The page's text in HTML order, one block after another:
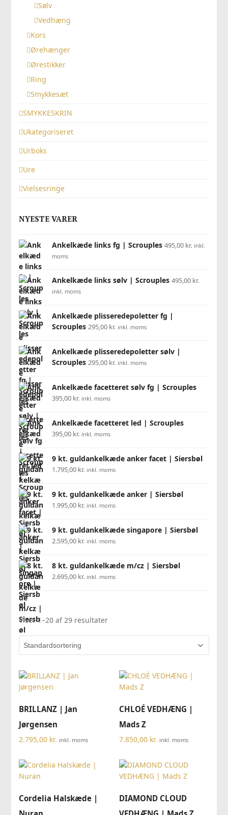
Sølv
Vedhæng
Kors
Ørehænger
Ørestikker
Ring
Smykkesæt
SMYKKESKRIN
Ukategoriseret
Urboks
Ure
Vielsesringe
NYESTE VARER
Ankelkæde links fg | Scrouples 495,00 kr. inkl.
moms
Ankelkæde links sølv | Scrouples 495,00 kr.
inkl. moms
Ankelkæde plisseredepoletter fg |
Scrouples 295,00 kr. inkl. moms
Ankelkæde plisseredepoletter sølv |
Scrouples 295,00 kr. inkl. moms
Ankelkæde facetteret sølv fg | Scrouples
395,00 kr. inkl. moms
Ankelkæde facetteret led | Scrouples
395,00 kr. inkl. moms
9 kt. guldankelkæde anker facet | Siersbøl
1.795,00 kr. inkl. moms
9 kt. guldankelkæde anker | Siersbøl
1.995,00 kr. inkl. moms
9 kt. guldankelkæde singapore | Siersbøl
2.595,00 kr. inkl. moms
8 kt. guldankelkæde m/cz | Siersbøl
2.695,00 kr. inkl. moms
Viser 1–20 af 29 resultater
BRILLANZ | Jan
Jørgensen
2.795,00 kr. inkl. moms
CHLOÉ VEDHÆNG |
Mads Z
7.850,00 kr. inkl. moms
Cordelia Halskæde |
DIAMOND CLOUD